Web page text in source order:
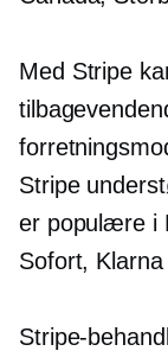
Med Stripe
Stripe
er populære i
Sofort, Klarna
Stripe-